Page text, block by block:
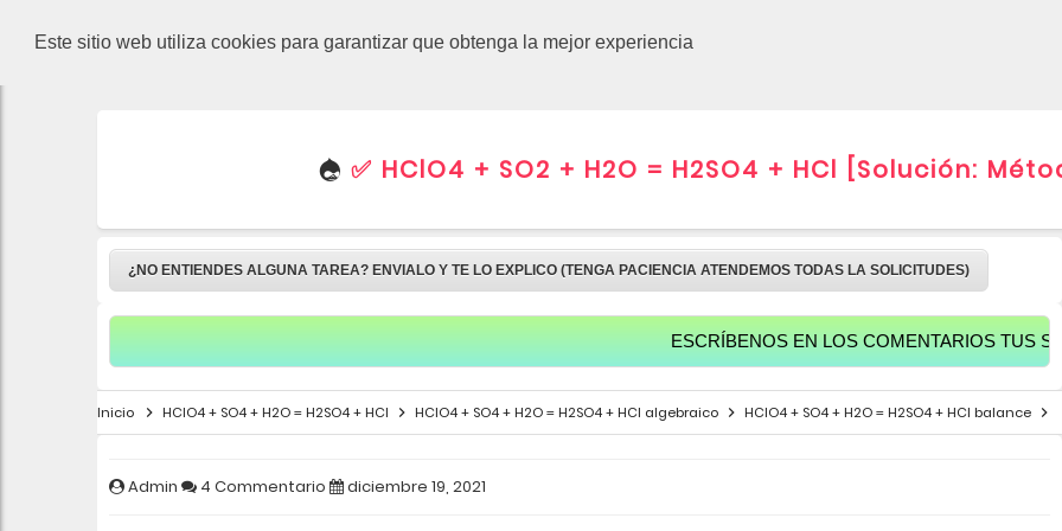
Este sitio web utiliza cookies para garantizar que obtenga la mejor experiencia
✅ HClO4 + SO2 + H2O = H2SO4 + HCl [Solución:
¿NO ENTIENDES ALGUNA TAREA? ENVIALO Y TE LO EXPLICO (TENGA PACIENCIA ATENDEMOS TODAS LA SOLICITUDES)
ESCRÍBENOS EN LOS COMENTARIOS TUS SALUDOS
Inicio HClO4 + SO4 + H2O = H2SO4 + HCl HClO4 + SO4 + H2O = H2SO4 + HCl algebraico HClO4 + SO4 + H2O = H2SO4 + HCl balance
Admin 4 Commentario diciembre 19, 2021